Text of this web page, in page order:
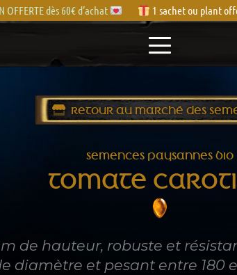
OFFERTE dès 60€ d’achat 1 sachet ou plant
RETOUR AU MARCHÉ DES
SEMENCES PAYSANNES BIO
TOMATE
m de hauteur, robuste et
diamètre et pesant entre 180